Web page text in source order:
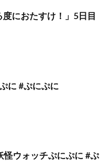
におたすけ！」5日目
に #ぷにぷに
怪ウォッチぷにぷに #ぷ